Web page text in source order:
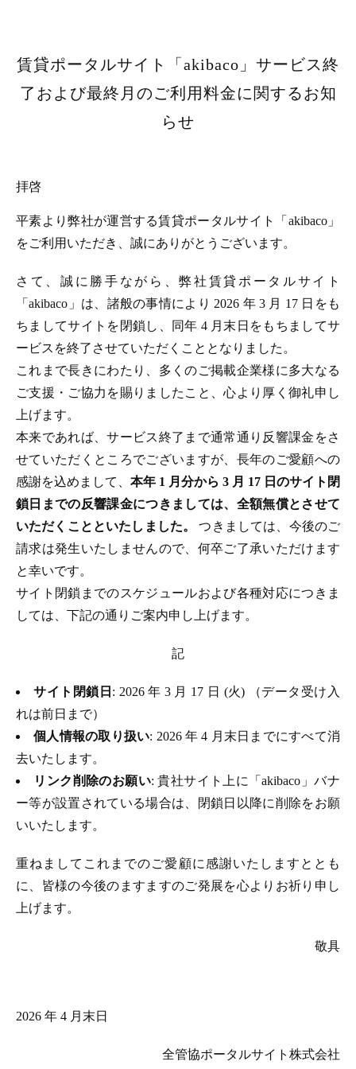
賃貸ポータルサイト「akibaco」サービス終
了および最終月のご利用料金に関するお知
らせ
拝啓
平素より弊社が運営する賃貸ポータルサイト「akibaco」
をご利用いただき、誠にありがとうございます。
さて、誠に勝手ながら、弊社賃貸ポータルサイト
「akibaco」は、諸般の事情により 2026 年 3 月 17 日をも
ちましてサイトを閉鎖し、同年 4 月末日をもちましてサ
ービスを終了させていただくこととなりました。
これまで長きにわたり、多くのご掲載企業様に多大なる
ご支援・ご協力を賜りましたこと、心より厚く御礼申し
上げます。
本来であれば、サービス終了まで通常通り反響課金をさ
せていただくところでございますが、長年のご愛顧への
感謝を込めまして、 本年 1 月分から 3 月 17 日のサイト閉
鎖日までの反響課金につきましては、全額無償とさせて
いただくことといたしました。つきましては、今後のご
請求は発生いたしませんので、何卒ご了承いただけます
と幸いです。
サイト閉鎖までのスケジュールおよび各種対応につきま
しては、下記の通りご案内申し上げます。
記
サイト閉鎖日 : 2026 年 3 月 17 日 (火) （データ受け入
れは前日まで）
個人情報の取り扱い: 2026 年 4 月末日までにすべて消
去いたします。
リンク削除のお願い: 貴社サイト上に「akibaco」バナ
ー等が設置されている場合は、閉鎖日以降に削除をお願
いいたします。
重ねましてこれまでのご愛顧に感謝いたしますととも
に、皆様の今後のますますのご発展を心よりお祈り申し
上げます。
敬具
2026 年 4 月末日
全管協ポータルサイト株式会社